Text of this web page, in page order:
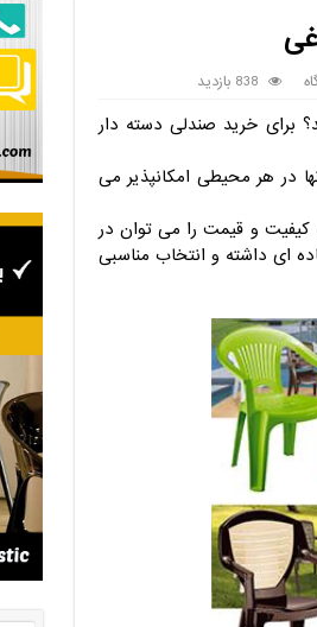
838 بازدید
برای خرید صندلی دسته دار
در هر محیطی امکانپذیر می
کیفیت و قیمت را می توان در
ای داشته و انتخاب مناسبی